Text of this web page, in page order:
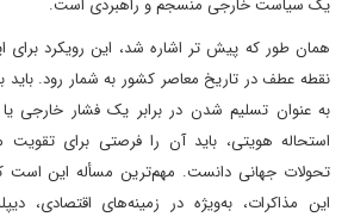
یک سیاست خارجی منسجم و راهبردی است.
همان طور که پیش تر اشاره شد، این رویکرد برای
نقطه عطف در تاریخ معاصر کشور به شمار رود. باید
به عنوان تسلیم شدن در برابر یک فشار خارجی یا
استحاله هویتی، باید آن را فرصتی برای تقویت
تحولات جهانی دانست. مهم‌ترین مسأله این است
این مذاکرات، به‌ویژه در زمینه‌های اقتصادی،